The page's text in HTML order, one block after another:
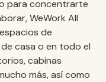
para concentrarte
WeWork All
de
casa o en todo el
cabinas
más, así como